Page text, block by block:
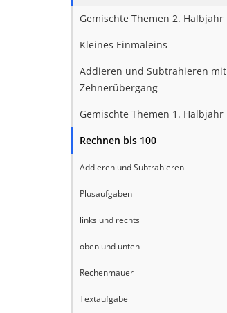
Gemischte Themen 2. Halbjahr
Kleines Einmaleins
Addieren und Subtrahieren mit
Zehnerübergang
Gemischte Themen 1. Halbjahr
Rechnen bis 100
Addieren und Subtrahieren
Plusaufgaben
links und rechts
oben und unten
Rechenmauer
Textaufgabe